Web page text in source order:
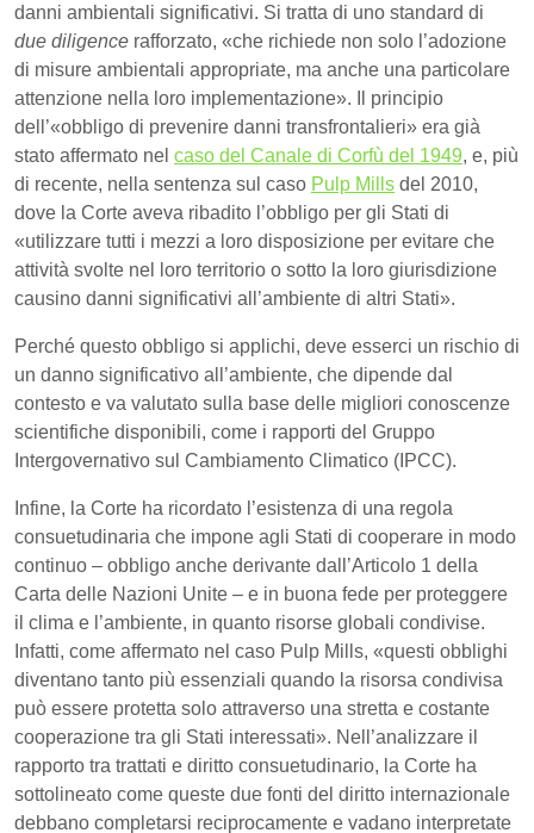
danni ambientali significativi. Si tratta di uno standard di
due diligence rafforzato, «che richiede non solo l’adozione
di misure ambientali appropriate, ma anche una particolare
attenzione nella loro implementazione». Il principio
dell’«obbligo di prevenire danni transfrontalieri» era già
stato affermato nel caso del Canale di Corfù del 1949, e, più
di recente, nella sentenza sul caso Pulp Mills del 2010,
dove la Corte aveva ribadito l’obbligo per gli Stati di
«utilizzare tutti i mezzi a loro disposizione per evitare che
attività svolte nel loro territorio o sotto la loro giurisdizione
causino danni significativi all’ambiente di altri Stati».
Perché questo obbligo si applichi, deve esserci un rischio di
un danno significativo all’ambiente, che dipende dal
contesto e va valutato sulla base delle migliori conoscenze
scientifiche disponibili, come i rapporti del Gruppo
Intergovernativo sul Cambiamento Climatico (IPCC).
Infine, la Corte ha ricordato l’esistenza di una regola
consuetudinaria che impone agli Stati di cooperare in modo
continuo – obbligo anche derivante dall’Articolo 1 della
Carta delle Nazioni Unite – e in buona fede per proteggere
il clima e l’ambiente, in quanto risorse globali condivise.
Infatti, come affermato nel caso Pulp Mills, «questi obblighi
diventano tanto più essenziali quando la risorsa condivisa
può essere protetta solo attraverso una stretta e costante
cooperazione tra gli Stati interessati». Nell’analizzare il
rapporto tra trattati e diritto consuetudinario, la Corte ha
sottolineato come queste due fonti del diritto internazionale
debbano completarsi reciprocamente e vadano interpretate